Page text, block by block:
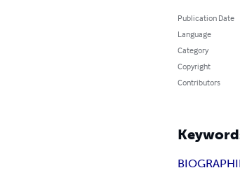
Publication Date
Language
Category
Copyright
Contributors